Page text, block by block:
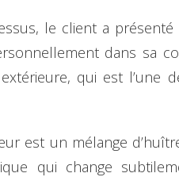
le client a
dans sa
qui est l’une
est un mélange
qui change